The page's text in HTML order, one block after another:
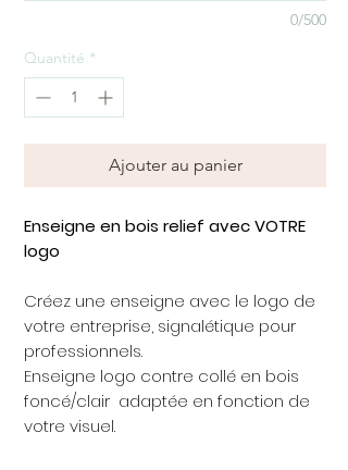
0/500
Quantité *
Ajouter au panier
Enseigne en bois relief avec VOTRE
logo
Créez une enseigne avec le logo de
votre entreprise, signalétique pour
professionnels.
Enseigne logo contre collé en bois
foncé/clair adaptée en fonction de
votre visuel.